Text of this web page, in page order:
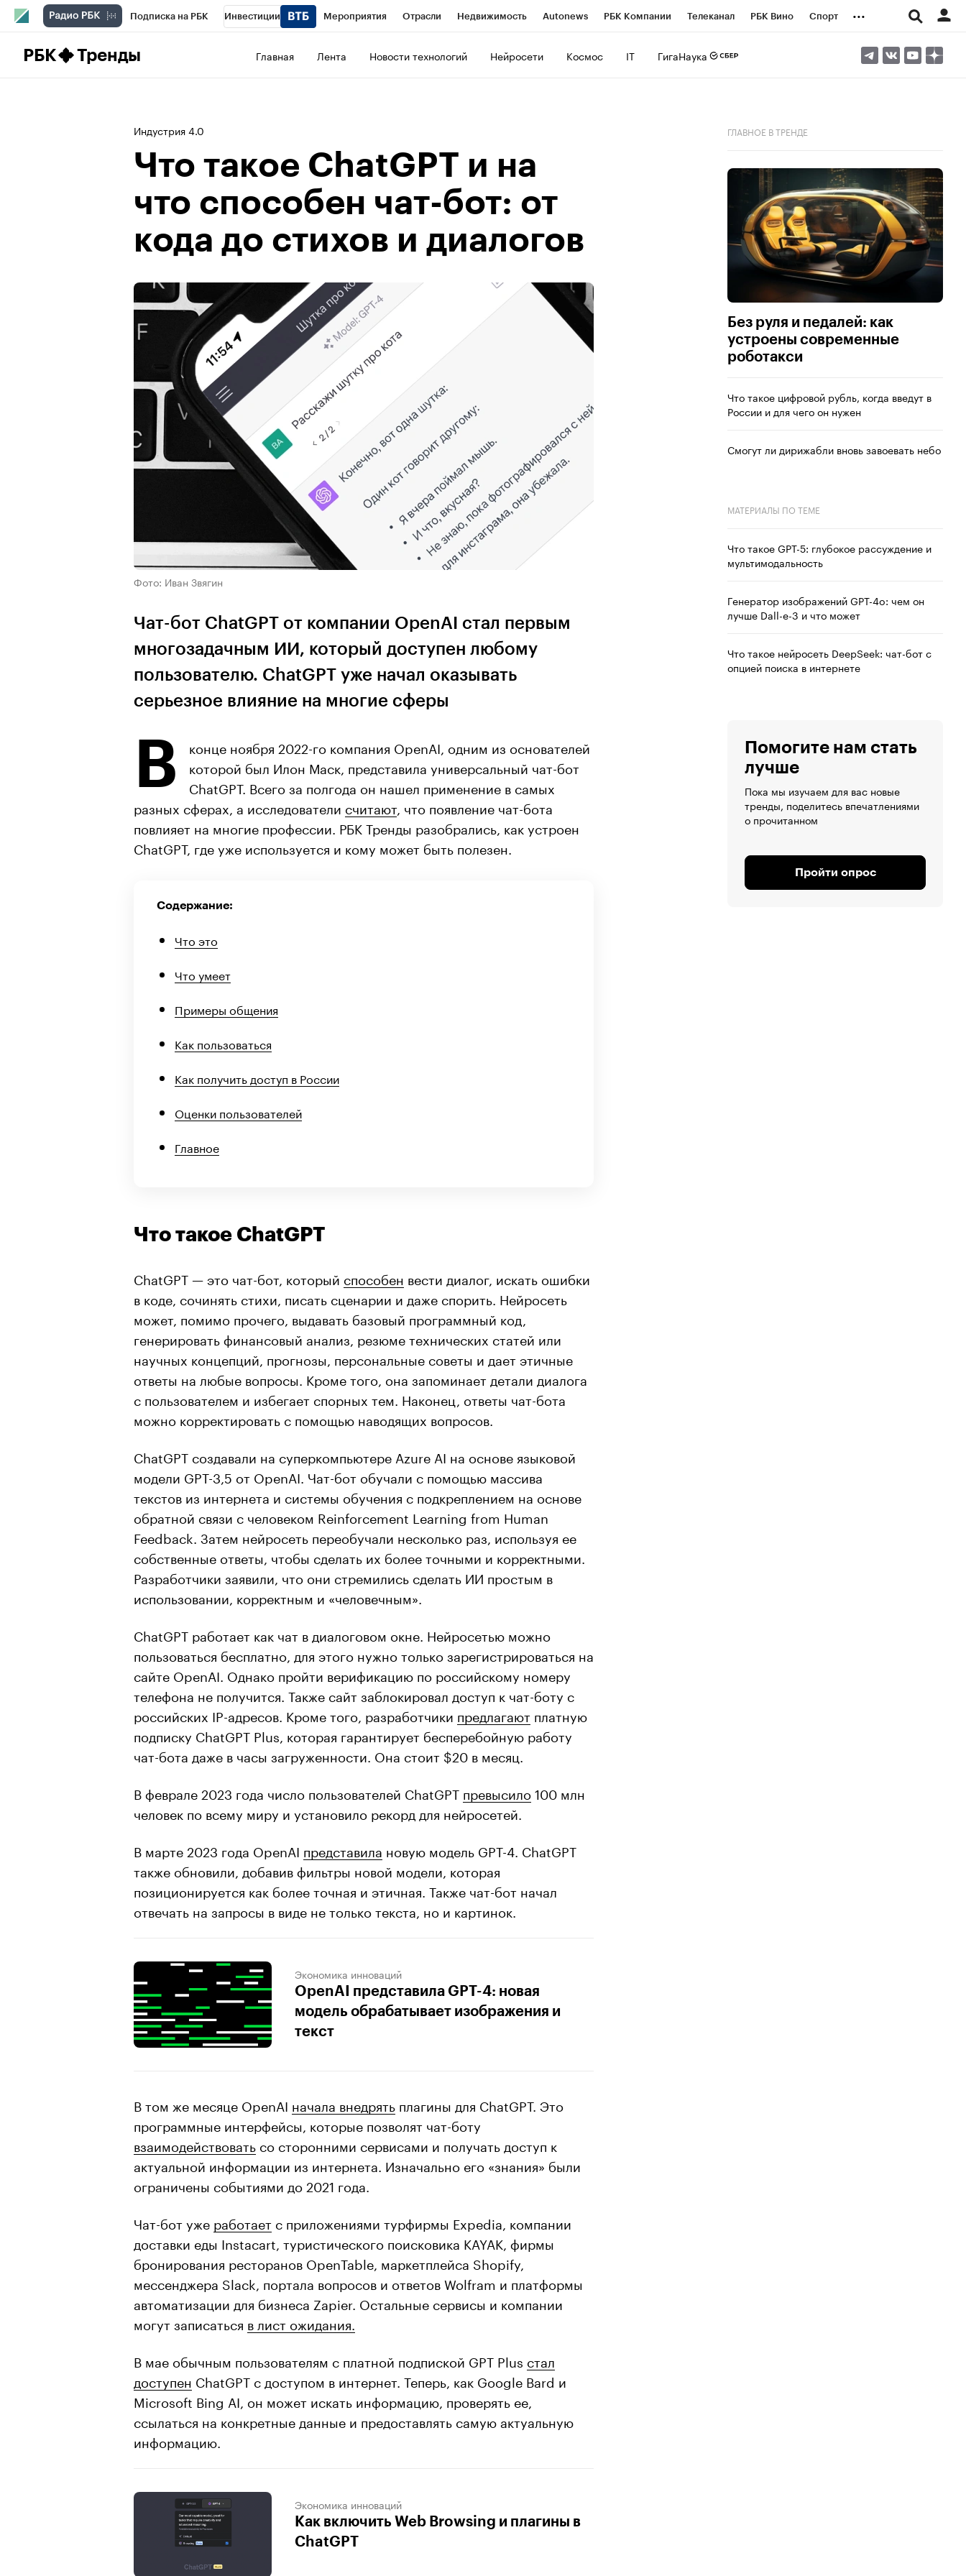
Подписка на РБК Инвестиции Мероприятия Отрасли Недвижимость Autonews РБК Компании Телеканал РБК Вино Спорт ...
РБК Тренды Главная Лента Новости технологий Нейросети Космос IT ГигаНаука
Индустрия 4.0
Что такое ChatGPT и на
что способен чат-бот: от
кода до стихов и диалогов
Фото: Иван Звягин
Чат-бот ChatGPT от компании OpenAI стал первым
многозадачным ИИ, который доступен любому
пользователю. ChatGPT уже начал оказывать
серьезное влияние на многие сферы
В
конце ноября 2022-го компания OpenAI, одним из основателей
которой был Илон Маск, представила универсальный чат-бот
ChatGPT. Всего за полгода он нашел применение в самых
разных сферах, а исследователи считают, что появление чат-бота
повлияет на многие профессии. РБК Тренды разобрались, как устроен
ChatGPT, где уже используется и кому может быть полезен.
Содержание:
Что это
Что умеет
Примеры общения
Как пользоваться
Как получить доступ в России
Оценки пользователей
Главное
Что такое ChatGPT
ChatGPT — это чат-бот, который способен вести диалог, искать ошибки
в коде, сочинять стихи, писать сценарии и даже спорить. Нейросеть
может, помимо прочего, выдавать базовый программный код,
генерировать финансовый анализ, резюме технических статей или
научных концепций, прогнозы, персональные советы и дает этичные
ответы на любые вопросы. Кроме того, она запоминает детали диалога
с пользователем и избегает спорных тем. Наконец, ответы чат-бота
можно корректировать с помощью наводящих вопросов.
ChatGPT создавали на суперкомпьютере Azure AI на основе языковой
модели GPT-3,5 от OpenAI. Чат-бот обучали с помощью массива
текстов из интернета и системы обучения с подкреплением на основе
обратной связи с человеком Reinforcement Learning from Human
Feedback. Затем нейросеть переобучали несколько раз, используя ее
собственные ответы, чтобы сделать их более точными и корректными.
Разработчики заявили, что они стремились сделать ИИ простым в
использовании, корректным и «человечным».
ChatGPT работает как чат в диалоговом окне. Нейросетью можно
пользоваться бесплатно, для этого нужно только зарегистрироваться на
сайте OpenAI. Однако пройти верификацию по российскому номеру
телефона не получится. Также сайт заблокировал доступ к чат-боту с
российских IP-адресов. Кроме того, разработчики предлагают платную
подписку ChatGPT Plus, которая гарантирует бесперебойную работу
чат-бота даже в часы загруженности. Она стоит $20 в месяц.
В феврале 2023 года число пользователей ChatGPT превысило100 млн
человек по всему миру и установило рекорд для нейросетей.
В марте 2023 года OpenAI представила новую модель GPT-4. ChatGPT
также обновили, добавив фильтры новой модели, которая
позиционируется как более точная и этичная. Также чат-бот начал
отвечать на запросы в виде не только текста, но и картинок.
Экономика инноваций
OpenAI представила GPT-4: новая
модель обрабатывает изображения и
текст
В том же месяце OpenAI начала внедрять плагины для ChatGPT. Это
программные интерфейсы, которые позволят чат-боту
взаимодействовать со сторонними сервисами и получать доступ к
актуальной информации из интернета. Изначально его «знания» были
ограничены событиями до 2021 года.
Чат-бот уже работает с приложениями турфирмы Expedia, компании
доставки еды Instacart, туристического поисковика KAYAK, фирмы
бронирования ресторанов OpenTable, маркетплейса Shopify,
мессенджера Slack, портала вопросов и ответов Wolfram и платформы
автоматизации для бизнеса Zapier. Остальные сервисы и компании
могут записаться в лист ожидания.
В мае обычным пользователям с платной подпиской GPT Plus стал
доступен ChatGPT с доступом в интернет. Теперь, как Google Bard и
Microsoft Bing AI, он может искать информацию, проверять ее,
ссылаться на конкретные данные и предоставлять самую актуальную
информацию.
Экономика инноваций
Как включить Web Browsing и плагины в
ChatGPT
ГЛАВНОЕ В ТРЕНДЕ
Без руля и педалей: как
устроены современные
роботакси
Что такое цифровой рубль, когда введут в
России и для чего он нужен
Смогут ли дирижабли вновь завоевать небо
МАТЕРИАЛЫ ПО ТЕМЕ
Что такое GPT-5: глубокое рассуждение и
мультимодальность
Генератор изображений GPT-4o: чем он
лучше Dall-e-3 и что может
Что такое нейросеть DeepSeek: чат-бот с
опцией поиска в интернете
Помогите нам стать
лучше
Пока мы изучаем для вас новые
тренды, поделитесь впечатлениями
о прочитанном
Пройти опрос